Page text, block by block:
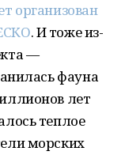
организован
. И тоже из-
—
фауна
лет
теплое
морских